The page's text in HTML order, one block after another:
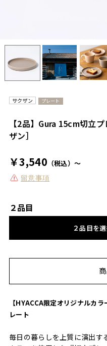
サクザン プレート
【2品】Gura 15cm切立
ザン］
￥3,540 （税込）～
留意事項
２品目
２品目を
【HYACCA限定オリジナルカ
レート
毎日の暮らしを上質に演出す